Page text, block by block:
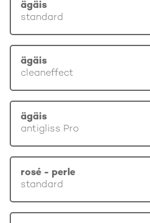
ägäis
standard
ägäis
cleaneffect
ägäis
antigliss Pro
rosé - perle
standard